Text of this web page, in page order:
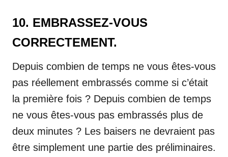
10. EMBRASSEZ-VOUS
CORRECTEMENT.
Depuis combien de temps ne vous êtes-vous
pas réellement embrassés comme si c’était
la première fois ? Depuis combien de temps
ne vous êtes-vous pas embrassés plus de
deux minutes ? Les baisers ne devraient pas
être simplement une partie des préliminaires.